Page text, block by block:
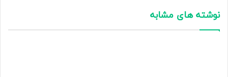
نوشته های مشابه